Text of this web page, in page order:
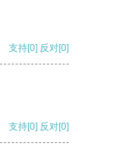
支持[0] 反对[0]
支持[0] 反对[0]